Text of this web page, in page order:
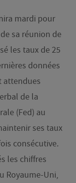
mardi pour
sa réunion de
les taux de 25
données
attendues
de la
(Fed) au
ses taux
consécutive.
les chiffres
Royaume-Uni,